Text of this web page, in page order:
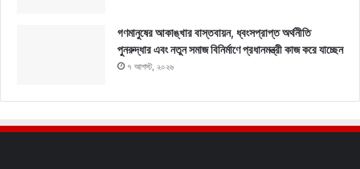
গণমানুষের আকাঙ্খার বাস্তবায়ন, ধ্বংসপ্রাপ্ত অর্থনীতি
পুনরুদ্ধার এবং নতুন সমাজ বিনির্মাণে প্রধানমন্ত্রী কাজ করে যাচ্ছেন
৭ আগস্ট, ২০২৬